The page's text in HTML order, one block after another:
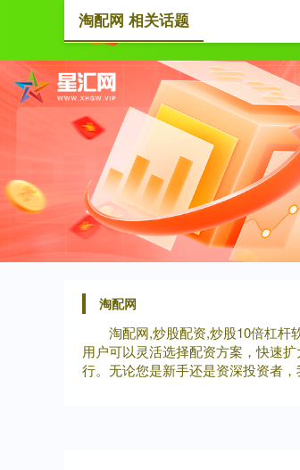
淘配网
淘配网,炒股配资,炒股10倍杠杆
用户可以灵活选择配资方案，快速
行。无论您是新手还是资深投资者
淘配网 相关话题